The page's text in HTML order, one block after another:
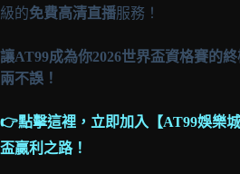
級的免費高清直播服務！
讓AT99成為你2026世界盃資格賽的
兩不誤！
👉點擊這裡，立即加入【AT99娛樂
盃贏利之路！